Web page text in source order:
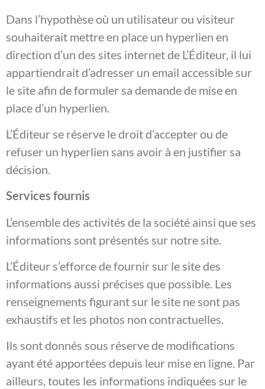
Dans l’hypothèse où un utilisateur ou visiteur
souhaiterait mettre en place un hyperlien en
direction d’un des sites internet de L’Éditeur, il lui
appartiendrait d’adresser un email accessible sur
le site afin de formuler sa demande de mise en
place d’un hyperlien.
L’Éditeur se réserve le droit d’accepter ou de
refuser un hyperlien sans avoir à en justifier sa
décision.
Services fournis
L’ensemble des activités de la société ainsi que ses
informations sont présentés sur notre site.
L’Éditeur s’efforce de fournir sur le site des
informations aussi précises que possible. Les
renseignements figurant sur le site ne sont pas
exhaustifs et les photos non contractuelles.
Ils sont donnés sous réserve de modifications
ayant été apportées depuis leur mise en ligne. Par
ailleurs, toutes les informations indiquées sur le